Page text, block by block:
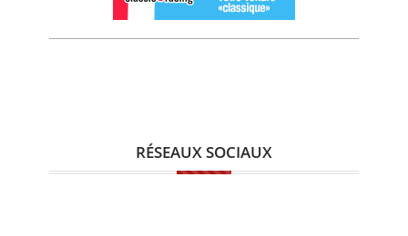
RÉSEAUX SOCIAUX